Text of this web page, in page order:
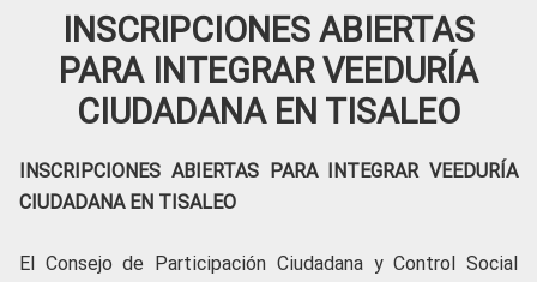
INSCRIPCIONES ABIERTAS
PARA INTEGRAR VEEDURÍA
CIUDADANA EN TISALEO
INSCRIPCIONES ABIERTAS PARA INTEGRAR VEEDURÍA
CIUDADANA EN TISALEO
El Consejo de Participación Ciudadana y Control Social